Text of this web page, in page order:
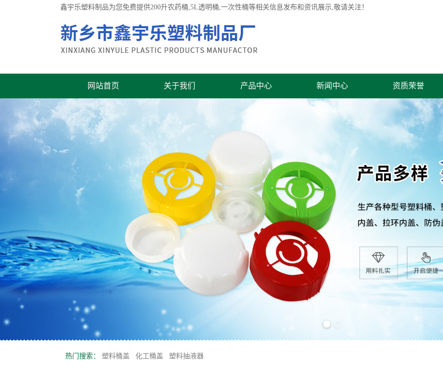
鑫宇乐塑料制品为您免费提供200升农药桶,5L透明桶,一次性桶等相关信息发布和资讯展示,敬请关注！
网站首页 关于我们 产品中心 新闻中心 资质荣誉
热门搜索： 塑料桶盖 化工桶盖 塑料抽液器